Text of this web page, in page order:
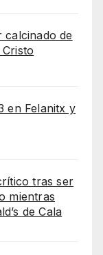
calcinado de
en Felanitx y
tras ser
mientras
de Cala